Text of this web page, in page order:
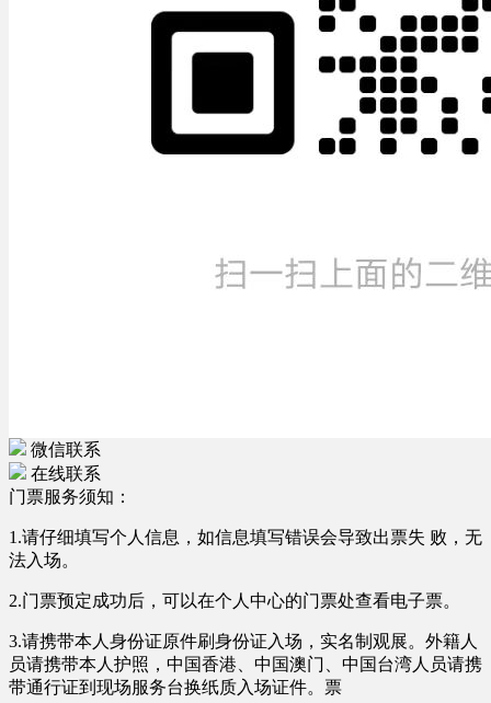
微信联系
在线联系
门票服务须知：
1.请仔细填写个人信息，如信息填写错误会导致出票失 败，无
法入场。
2.门票预定成功后，可以在个人中心的门票处查看电子票。
3.请携带本人身份证原件刷身份证入场，实名制观展。外籍人
员请携带本人护照，中国香港、中国澳门、中国台湾人员请携
带通行证到现场服务台换纸质入场证件。票